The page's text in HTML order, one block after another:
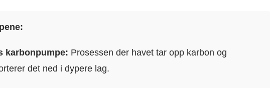
karbonpumpe: Prosessen der havet tar opp karbon og
det ned i dypere lag.